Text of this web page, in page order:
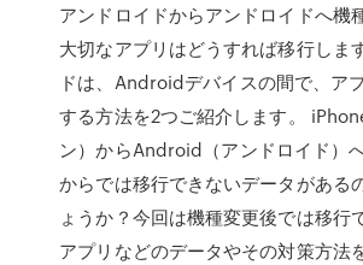
アンドロイドからアンドロイドへ機
大切なアプリはどうすれば移行しま
ドは、Androidデバイスの間で、ア
する方法を2つご紹介します。
ン）からAndroid（アンドロイド）
からでは移行できないデータがある
ょうか？今回は機種変更後では移行
アプリなどのデータやその対策方法